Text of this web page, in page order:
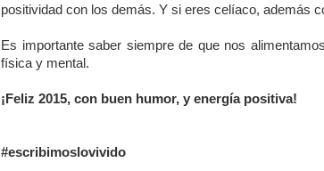
positividad con los demás. Y si eres celíaco, además
Es importante saber siempre de que nos
física y mental.
¡Feliz 2015, con buen humor, y energía positiva!
#escribimoslovivido